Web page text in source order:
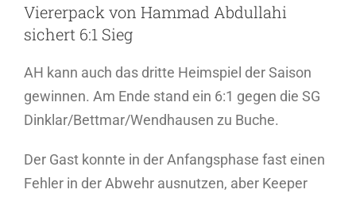
Viererpack von Hammad Abdullahi
sichert 6:1 Sieg
AH kann auch das dritte Heimspiel der Saison
gewinnen. Am Ende stand ein 6:1 gegen die SG
Dinklar/Bettmar/Wendhausen zu Buche.
Der Gast konnte in der Anfangsphase fast einen
Fehler in der Abwehr ausnutzen, aber Keeper